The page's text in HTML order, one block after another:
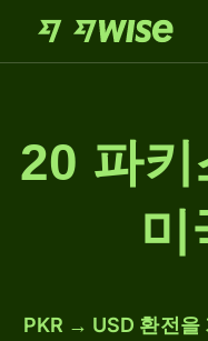
20 파
미
PKR → USD 환전을